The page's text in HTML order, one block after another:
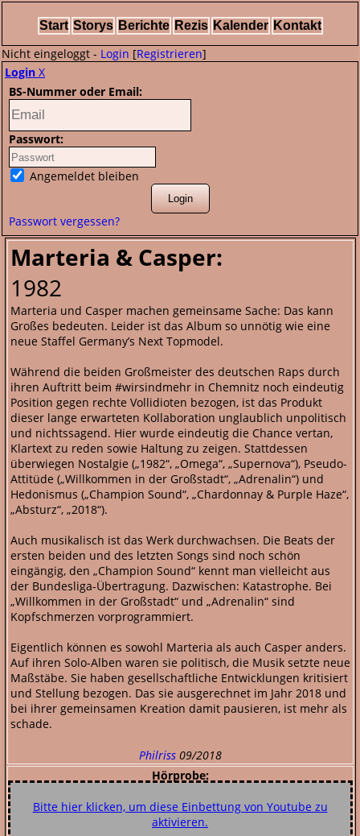
Start Storys Berichte Rezis Kalender Kontakt
Nicht eingeloggt - Login [Registrieren]
Login X
BS-Nummer oder Email:
Passwort:
Angemeldet bleiben
Passwort vergessen?
Marteria & Casper:
1982
Marteria und Casper machen gemeinsame Sache: Das kann
Großes bedeuten. Leider ist das Album so unnötig wie eine
neue Staffel Germany’s Next Topmodel.
Während die beiden Großmeister des deutschen Raps durch
ihren Auftritt beim #wirsindmehr in Chemnitz noch eindeutig
Position gegen rechte Vollidioten bezogen, ist das Produkt
dieser lange erwarteten Kollaboration unglaublich unpolitisch
und nichtssagend. Hier wurde eindeutig die Chance vertan,
Klartext zu reden sowie Haltung zu zeigen. Stattdessen
überwiegen Nostalgie („1982“, „Omega“, „Supernova“), Pseudo-
Attitüde („Willkommen in der Großstadt“, „Adrenalin“) und
Hedonismus („Champion Sound“, „Chardonnay & Purple Haze“,
„Absturz“, „2018“).
Auch musikalisch ist das Werk durchwachsen. Die Beats der
ersten beiden und des letzten Songs sind noch schön
eingängig, den „Champion Sound“ kennt man vielleicht aus
der Bundesliga-Übertragung. Dazwischen: Katastrophe. Bei
„Willkommen in der Großstadt“ und „Adrenalin“ sind
Kopfschmerzen vorprogrammiert.
Eigentlich können es sowohl Marteria als auch Casper anders.
Auf ihren Solo-Alben waren sie politisch, die Musik setzte neue
Maßstäbe. Sie haben gesellschaftliche Entwicklungen kritisiert
und Stellung bezogen. Das sie ausgerechnet im Jahr 2018 und
bei ihrer gemeinsamen Kreation damit pausieren, ist mehr als
schade.
Philriss 09/2018
Hörprobe:
Bitte hier klicken, um diese Einbettung von Youtube zu
aktivieren.